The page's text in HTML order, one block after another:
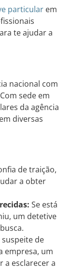
particular em
te ajudar a
nacional com
sede em
da agência
diversas
de traição,
a obter
Se está
um detetive
suspeite de
empresa, um
a esclarecer a